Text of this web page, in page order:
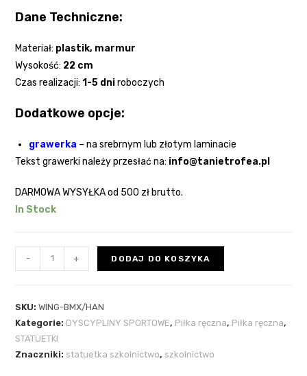
Dane Techniczne:
Materiał: plastik, marmur
Wysokość: 22 cm
Czas realizacji:1-5 dniroboczych
Dodatkowe opcje:
grawerka – na srebrnym lub złotym laminacie
Tekst grawerki należy przesłać na: info@tanietrofea.pl
DARMOWA WYSYŁKAod 500 zł brutto.
In Stock
- + DODAJ DO KOSZYKA
SKU:WING-BMX/HAN
Kategorie: DYSCYPLINY SPORTOWE, Piłka ręczna, Piłka ręczna,
STATUETKI
Znaczniki: statuetka szkolnictwo, szkolnictwo